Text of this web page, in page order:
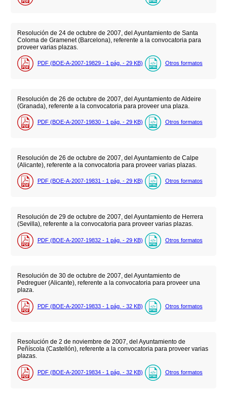
Resolución de 24 de octubre de 2007, del Ayuntamiento de Santa
Coloma de Gramenet (Barcelona), referente a la convocatoria para
proveer varias plazas.
PDF (BOE-A-2007-19829 - 1 pág. - 29 KB) Otros formatos
Resolución de 26 de octubre de 2007, del Ayuntamiento de Aldeire
(Granada), referente a la convocatoria para proveer una plaza.
PDF (BOE-A-2007-19830 - 1 pág. - 29 KB) Otros formatos
Resolución de 26 de octubre de 2007, del Ayuntamiento de Calpe
(Alicante), referente a la convocatoria para proveer varias plazas.
PDF (BOE-A-2007-19831 - 1 pág. - 29 KB) Otros formatos
Resolución de 29 de octubre de 2007, del Ayuntamiento de Herrera
(Sevilla), referente a la convocatoria para proveer varias plazas.
PDF (BOE-A-2007-19832 - 1 pág. - 29 KB) Otros formatos
Resolución de 30 de octubre de 2007, del Ayuntamiento de
Pedreguer (Alicante), referente a la convocatoria para proveer una
plaza.
PDF (BOE-A-2007-19833 - 1 pág. - 32 KB) Otros formatos
Resolución de 2 de noviembre de 2007, del Ayuntamiento de
Peñíscola (Castellón), referente a la convocatoria para proveer varias
plazas.
PDF (BOE-A-2007-19834 - 1 pág. - 32 KB) Otros formatos